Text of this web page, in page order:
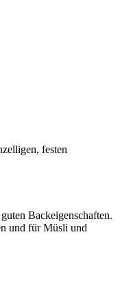
festen
Backeigenschaften.
und für Müsli und